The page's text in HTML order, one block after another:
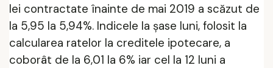
lei contractate înainte de mai 2019 a scăzut de
la 5,95 la 5,94%. Indicele la șase luni, folosit la
calcularea ratelor la creditele ipotecare, a
coborât de la 6,01 la 6% iar cel la 12 luni a